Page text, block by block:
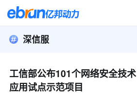
深信服
工信部公布101个网络安全技术
应用试点示范项目